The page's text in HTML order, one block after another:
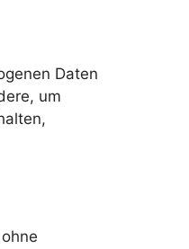
Daten
um